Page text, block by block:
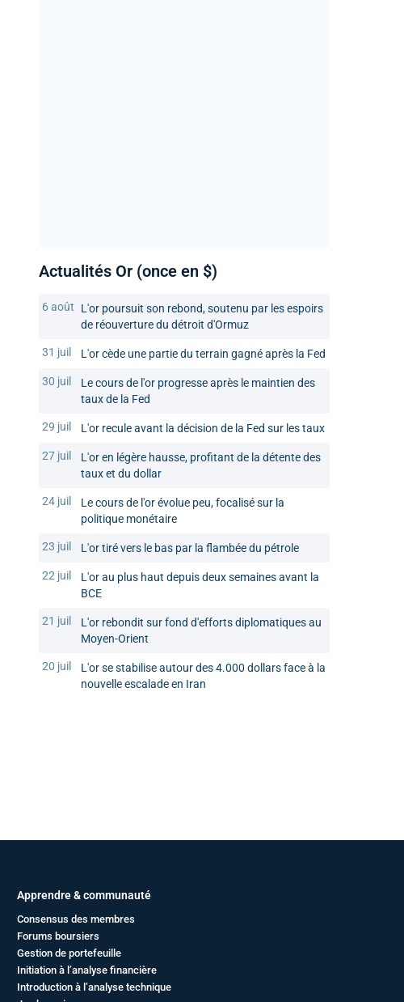
Actualités Or (once en $)
6 août
L'or poursuit son rebond, soutenu par les espoirs
de réouverture du détroit d'Ormuz
31 juil L'or cède une partie du terrain gagné après la Fed
30 juil
Le cours de l'or progresse après le maintien des
taux de la Fed
29 juil L'or recule avant la décision de la Fed sur les taux
27 juil
L'or en légère hausse, profitant de la détente des
taux et du dollar
24 juil
Le cours de l'or évolue peu, focalisé sur la
politique monétaire
23 juil L'or tiré vers le bas par la flambée du pétrole
22 juil
L'or au plus haut depuis deux semaines avant la
BCE
21 juil
L'or rebondit sur fond d'efforts diplomatiques au
Moyen-Orient
20 juil
L'or se stabilise autour des 4.000 dollars face à la
nouvelle escalade en Iran
Apprendre & communauté
Consensus des membres
Forums boursiers
Gestion de portefeuille
Initiation à l’analyse financière
Introduction à l’analyse technique